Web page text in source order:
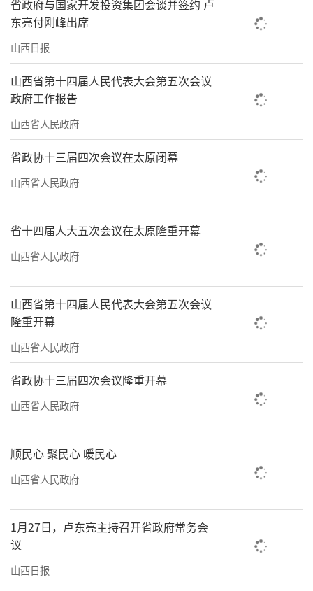
润”的汾水之泥，更是滋养造就了“观如碧
玉，抚如童肌”的中国四大名砚——绛州澄泥
砚。
“绛州澄泥砚孕于秦汉，兴盛于唐宋，至
明代炉火纯青，可惜于明末清初技艺失传。文
献中，只留下‘绛人善制澄泥砚……陶为砚，
水不涸焉’‘澄于绛县纱囊者，化脆为坚信神
冶’等零星记载。”新绛县城西北20公里，绛
州澄泥砚生产基地，数千片残次砚台堆砌而成
的院墙前，蔺涛声音低沉。
1986年，时任新绛县博物馆业务馆长的蔺
永茂，就是用一本“绛人善制澄泥砚”的斑驳
古籍，把儿子蔺涛带上了这条非遗传承之路。
从检索文献查找澄泥砚的前世今生，到探
寻摸索还原绛州澄泥砚制造技艺，从汾河沟谷
千辛万苦采泥寻料，到自家小院屡败屡战建窑
试烧……1991年8月，经过5年反复琢磨、尝
试，父子俩终于成功烧制出三方澄泥砚，并逐
步掌握形成了成泥、制坯、烧制等一整套绛州
澄泥砚制作焙烧工艺。诞生于古老绛州，曾沉
重生，百炼成砚。
与绛州澄泥砚命运纠缠的39年间，这位曾
经的美术老师，如今的中国工艺美术大师蔺
省政府与国家开发投资集团会谈并签约 卢
东亮付刚峰出席
山西日报
山西省第十四届人民代表大会第五次会议
政府工作报告
山西省人民政府
省政协十三届四次会议在太原闭幕
山西省人民政府
省十四届人大五次会议在太原隆重开幕
山西省人民政府
山西省第十四届人民代表大会第五次会议
隆重开幕
山西省人民政府
省政协十三届四次会议隆重开幕
山西省人民政府
顺民心 聚民心 暖民心
山西省人民政府
1月27日，卢东亮主持召开省政府常务会
议
山西日报